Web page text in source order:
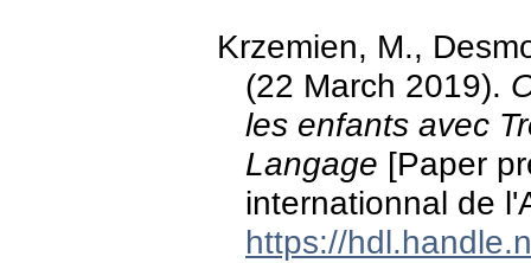
Krzemien, M.,
(22 March 2019).
les enfants avec
Langage [Paper
internationnal de
https://